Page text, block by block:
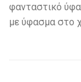
φανταστικό
με ύφασμα στο